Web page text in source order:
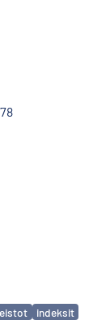
indeksit